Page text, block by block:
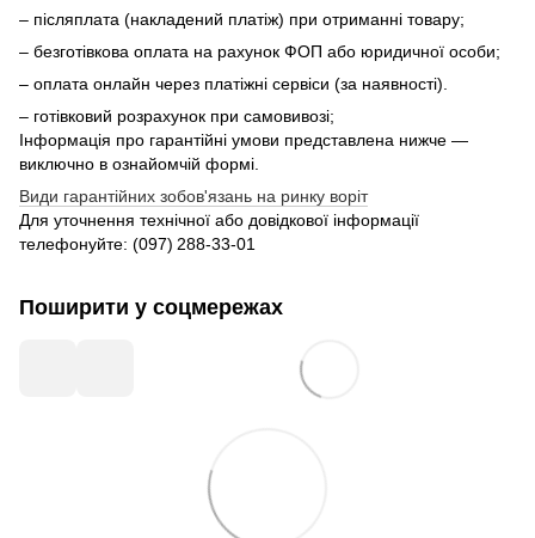
– післяплата (накладений платіж) при отриманні товару;
– безготівкова оплата на рахунок ФОП або юридичної особи;
– оплата онлайн через платіжні сервіси (за наявності).
– готівковий розрахунок при самовивозі;
Інформація про гарантійні умови представлена нижче —
виключно в ознайомчій формі.
Види гарантійних зобов'язань на ринку воріт
Для уточнення технічної або довідкової інформації
телефонуйте: (097) 288‑33‑01
Поширити у соцмережах